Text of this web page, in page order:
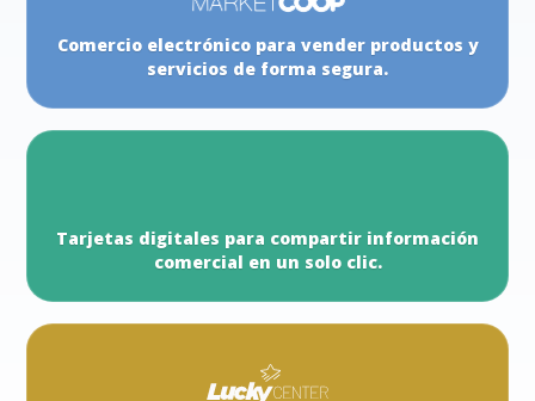
Comercio electrónico para vender productos y
servicios de forma segura.
Tarjetas digitales para compartir información
comercial en un solo clic.